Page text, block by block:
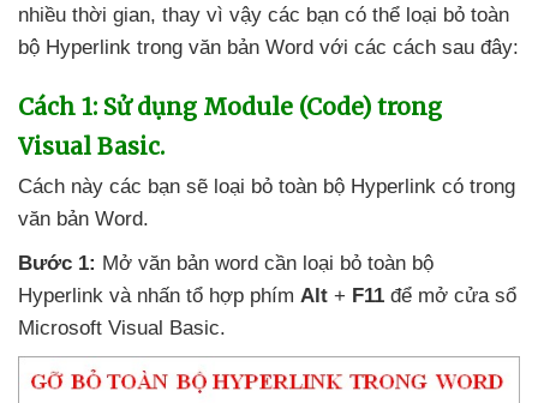
nhiều thời gian, thay vì vậy các bạn có thể loại bỏ toàn
bộ Hyperlink trong văn bản Word với các cách sau đây:
Cách 1: Sử dụng Module (Code) trong
Visual Basic.
Cách này các bạn sẽ loại bỏ toàn bộ Hyperlink có trong
văn bản Word.
Bước 1: Mở văn bản word cần loại bỏ toàn bộ
Hyperlink và nhấn tổ hợp phím Alt + F11 để mở cửa sổ
Microsoft Visual Basic.